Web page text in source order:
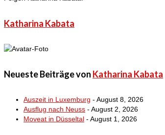
Katharina Kabata
Neueste Beiträge von Katharina Kabata
Auszeit in Luxemburg - August 8, 2026
Ausflug nach Neuss - August 2, 2026
Moveat in Düsseltal - August 1, 2026